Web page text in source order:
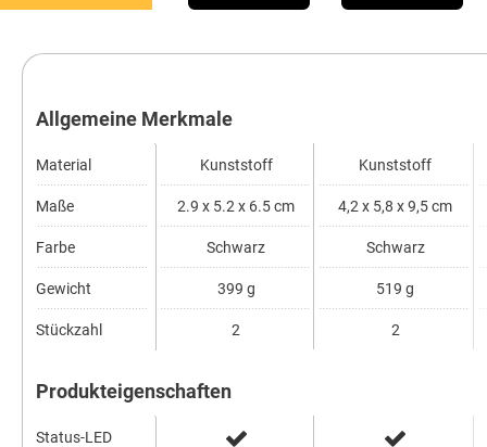
Allgemeine Merkmale
Material
Maße
Farbe
Gewicht
Stückzahl
Produkteigenschaften
Status-LED
Kunststoff
2.9 x 5.2 x 6.5 cm
Schwarz
399 g
2
Kunststoff
4,2 x 5,8 x 9,5 cm
Schwarz
519 g
2